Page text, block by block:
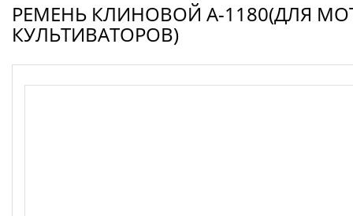
Якоря, статоры
РЕМЕНЬ КЛИНОВОЙ А-1180(ДЛЯ
КУЛЬТИВАТОРОВ)